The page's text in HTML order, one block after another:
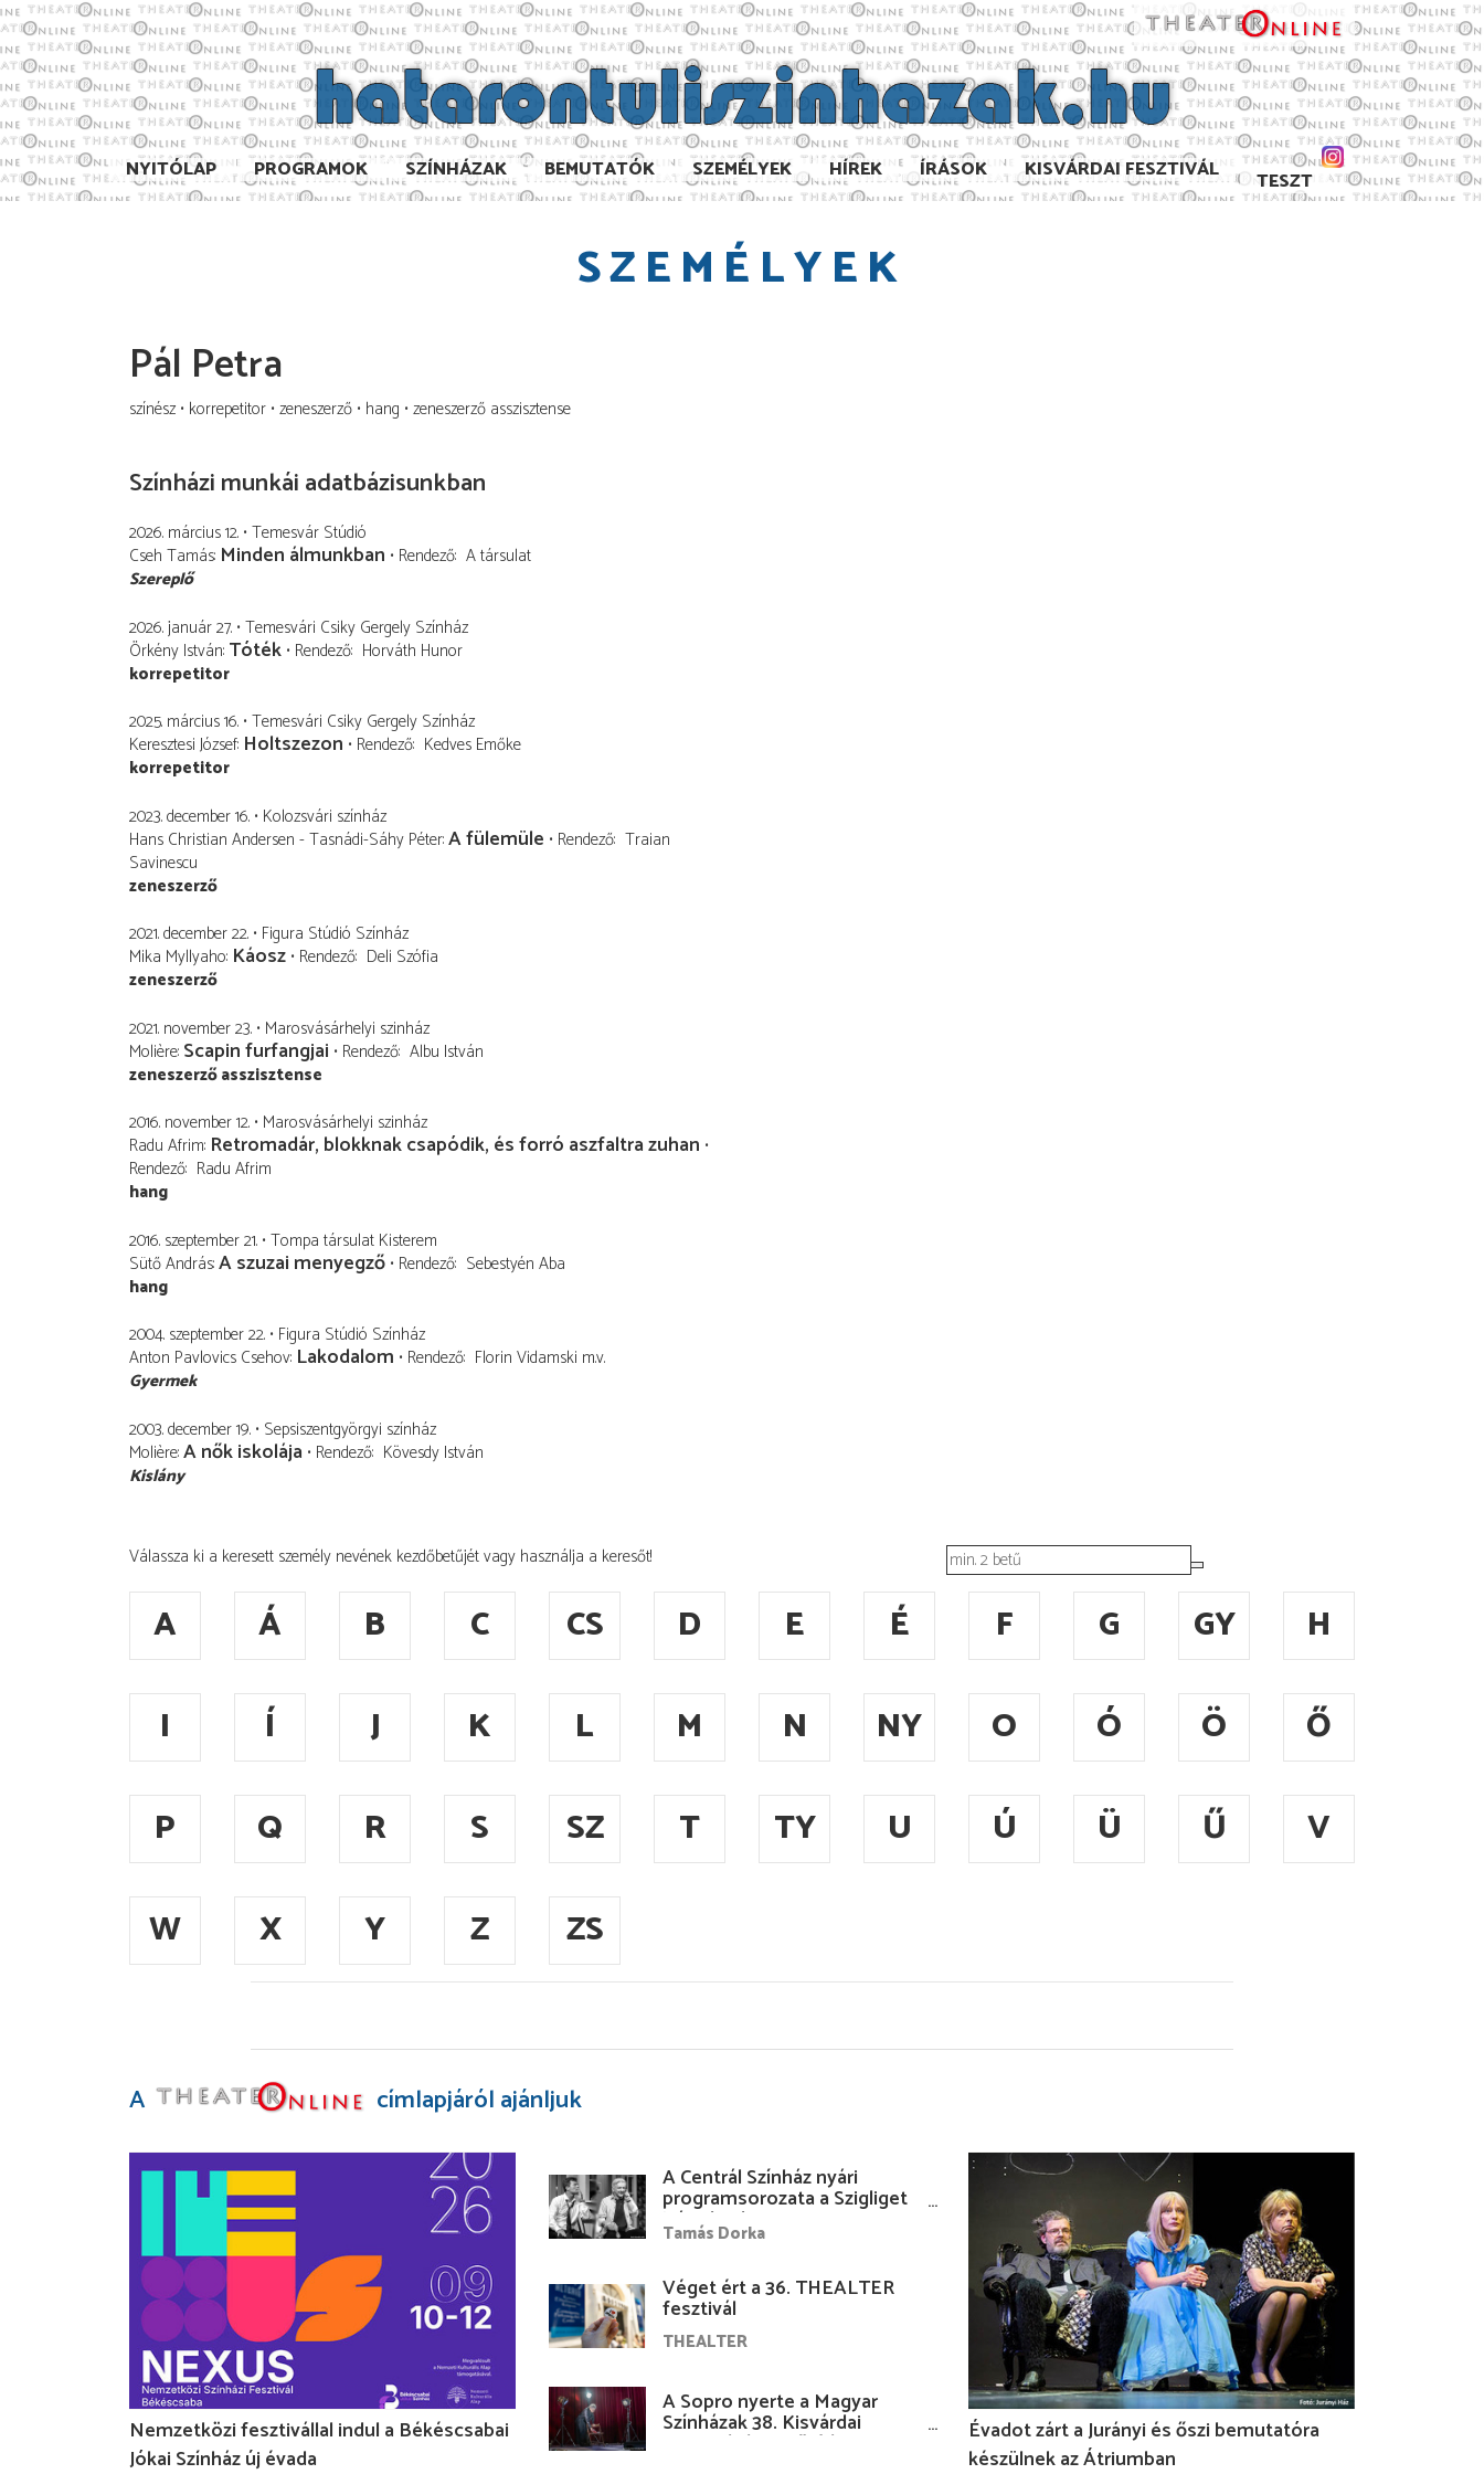
NYITÓLAP PROGRAMOK SZÍNHÁZAK BEMUTATÓK SZEMÉLYEK HÍREK ÍRÁSOK KISVÁRDAI FESZTIVÁL TESZT
SZEMÉLYEK
Pál Petra
színész korrepetitor zeneszerző hang zeneszerző asszisztense
Színházi munkái adatbázisunkban
2026. március 12. Temesvár Stúdió
Cseh Tamás Minden álmunkban Rendező A társulat
Szereplő
2026. január 27. Temesvári Csiky Gergely Színház
Örkény István Tóték Rendező Horváth Hunor
korrepetitor
2025. március 16. Temesvári Csiky Gergely Színház
Keresztesi József Holtszezon Rendező Kedves Emőke
korrepetitor
2023. december 16. Kolozsvári színház
Hans Christian Andersen - Tasnádi-Sáhy Péter A fülemüle Rendező Traian
Savinescu
zeneszerző
2021. december 22. Figura Stúdió Színház
Mika Myllyaho Káosz Rendező Deli Szófia
zeneszerző
2021. november 23. Marosvásárhelyi szinház
Molière Scapin furfangjai Rendező Albu István
zeneszerző asszisztense
2016. november 12. Marosvásárhelyi szinház
Radu Afrim Retromadár, blokknak csapódik, és forró aszfaltra zuhan
Rendező Radu Afrim
hang
2016. szeptember 21. Tompa társulat Kisterem
Sütő András A szuzai menyegző Rendező Sebestyén Aba
hang
2004. szeptember 22. Figura Stúdió Színház
Anton Pavlovics Csehov Lakodalom Rendező Florin Vidamski m.v.
Gyermek
2003. december 19. Sepsiszentgyörgyi színház
Molière A nők iskolája Rendező Kövesdy István
Kislány
Válassza ki a keresett személy nevének kezdőbetűjét vagy használja a keresőt!
A Á B C CS D E É F G GY
H
I
Í J K L M N NY O Ó Ö
Ő
P
Q R S SZ T TY U Ú Ü Ű
V
W
X Y Z ZS
A címlapjáról ajánljuk
Nemzetközi fesztivállal indul a Békéscsabai
Jókai Színház új évada
A Centrál Színház nyári
programsorozata a Szigliget
Várudvarban
Tamás Dorka
Véget ért a 36. THEALTER
fesztivál
THEALTER
A Sopro nyerte a Magyar
Színházak 38. Kisvárdai
Fesztiváljának fődíját
Évadot zárt a Jurányi és őszi bemutatóra
készülnek az Átriumban